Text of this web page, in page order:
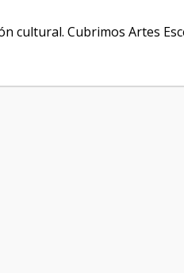
cultural. Cubrimos Artes